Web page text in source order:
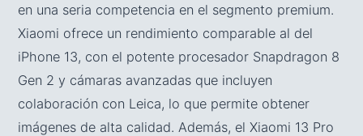
en una seria competencia en el segmento premium.
Xiaomi ofrece un rendimiento comparable al del
iPhone 13, con el potente procesador Snapdragon 8
Gen 2 y cámaras avanzadas que incluyen
colaboración con Leica, lo que permite obtener
imágenes de alta calidad. Además, el Xiaomi 13 Pro